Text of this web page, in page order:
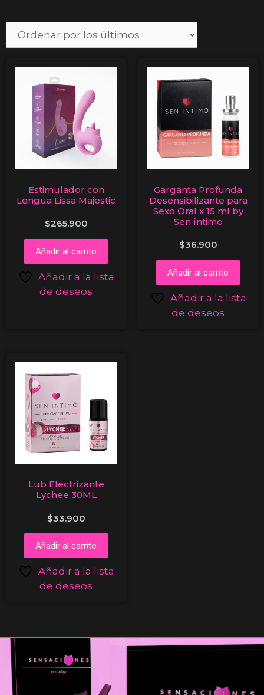
Estimulador con
Lengua Lissa Majestic
$265.900
Añadir al carrito
Añadir a la lista
de deseos
Garganta Profunda
Desensibilizante para
Sexo Oral x 15 ml by
Sen întimo
$36.900
Añadir al carrito
Añadir a la lista
de deseos
Lub Electrizante
Lychee 30ML
$33.900
Añadir al carrito
Añadir a la lista
de deseos